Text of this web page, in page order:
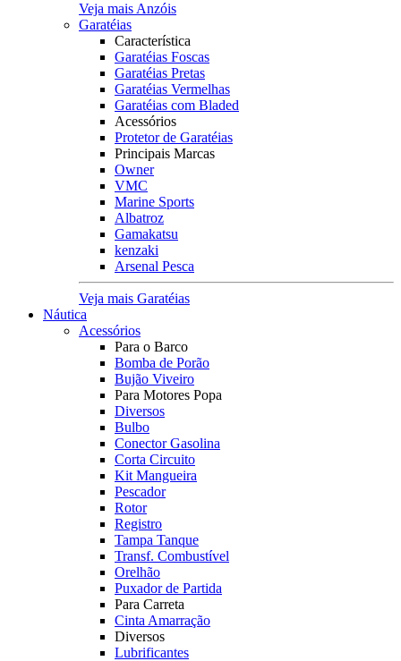
Veja mais Anzóis
Garatéias
Característica
Garatéias Foscas
Garatéias Pretas
Garatéias Vermelhas
Garatéias com Bladed
Acessórios
Protetor de Garatéias
Principais Marcas
Owner
VMC
Marine Sports
Albatroz
Gamakatsu
kenzaki
Arsenal Pesca
Veja mais Garatéias
Náutica
Acessórios
Para o Barco
Bomba de Porão
Bujão Viveiro
Para Motores Popa
Diversos
Bulbo
Conector Gasolina
Corta Circuito
Kit Mangueira
Pescador
Rotor
Registro
Tampa Tanque
Transf. Combustível
Orelhão
Puxador de Partida
Para Carreta
Cinta Amarração
Diversos
Lubrificantes